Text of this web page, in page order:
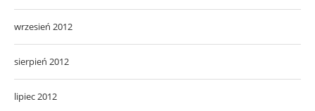
wrzesień 2012
sierpień 2012
lipiec 2012